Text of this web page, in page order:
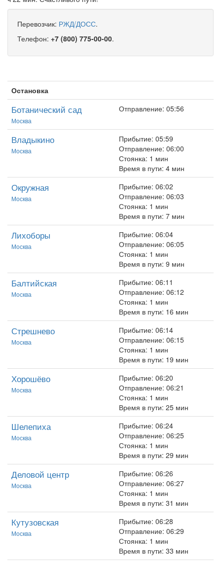
Перевозчик: РЖД/ДОСС.
Телефон: +7 (800) 775-00-00.
Остановка
Ботанический сад
Москва
Отправление: 05:56
Владыкино
Москва
Прибытие: 05:59
Отправление: 06:00
Стоянка: 1 мин
Время в пути: 4 мин
Окружная
Москва
Прибытие: 06:02
Отправление: 06:03
Стоянка: 1 мин
Время в пути: 7 мин
Лихоборы
Москва
Прибытие: 06:04
Отправление: 06:05
Стоянка: 1 мин
Время в пути: 9 мин
Балтийская
Москва
Прибытие: 06:11
Отправление: 06:12
Стоянка: 1 мин
Время в пути: 16 мин
Стрешнево
Москва
Прибытие: 06:14
Отправление: 06:15
Стоянка: 1 мин
Время в пути: 19 мин
Хорошёво
Москва
Прибытие: 06:20
Отправление: 06:21
Стоянка: 1 мин
Время в пути: 25 мин
Шелепиха
Москва
Прибытие: 06:24
Отправление: 06:25
Стоянка: 1 мин
Время в пути: 29 мин
Деловой центр
Москва
Прибытие: 06:26
Отправление: 06:27
Стоянка: 1 мин
Время в пути: 31 мин
Кутузовская
Москва
Прибытие: 06:28
Отправление: 06:29
Стоянка: 1 мин
Время в пути: 33 мин